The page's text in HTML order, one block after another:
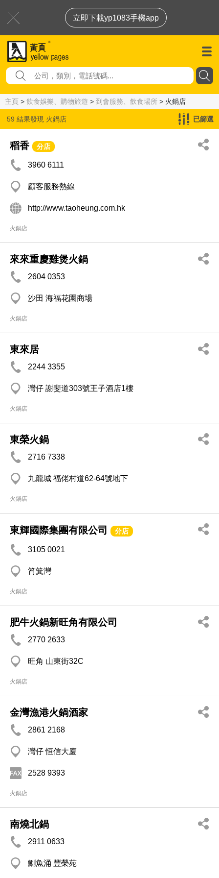
立即下載yp1083手機app
主頁 > 飲食娛樂、購物旅遊 > 到會服務、飲食場所 > 火鍋店
59 結果發現 火鍋店 已篩選
稻香 分店
3960 6111
顧客服務熱線
http://www.taoheung.com.hk
火鍋店
來來重慶雞煲火鍋
2604 0353
沙田 海福花園商場
火鍋店
東來居
2244 3355
灣仔 謝斐道303號王子酒店1樓
火鍋店
東榮火鍋
2716 7338
九龍城 福佬村道62-64號地下
火鍋店
東輝國際集團有限公司 分店
3105 0021
筲箕灣
火鍋店
肥牛火鍋新旺角有限公司
2770 2633
旺角 山東街32C
火鍋店
金灣漁港火鍋酒家
2861 2168
灣仔 恒信大廈
2528 9393
火鍋店
南燒北鍋
2911 0633
鰂魚涌 豐榮苑